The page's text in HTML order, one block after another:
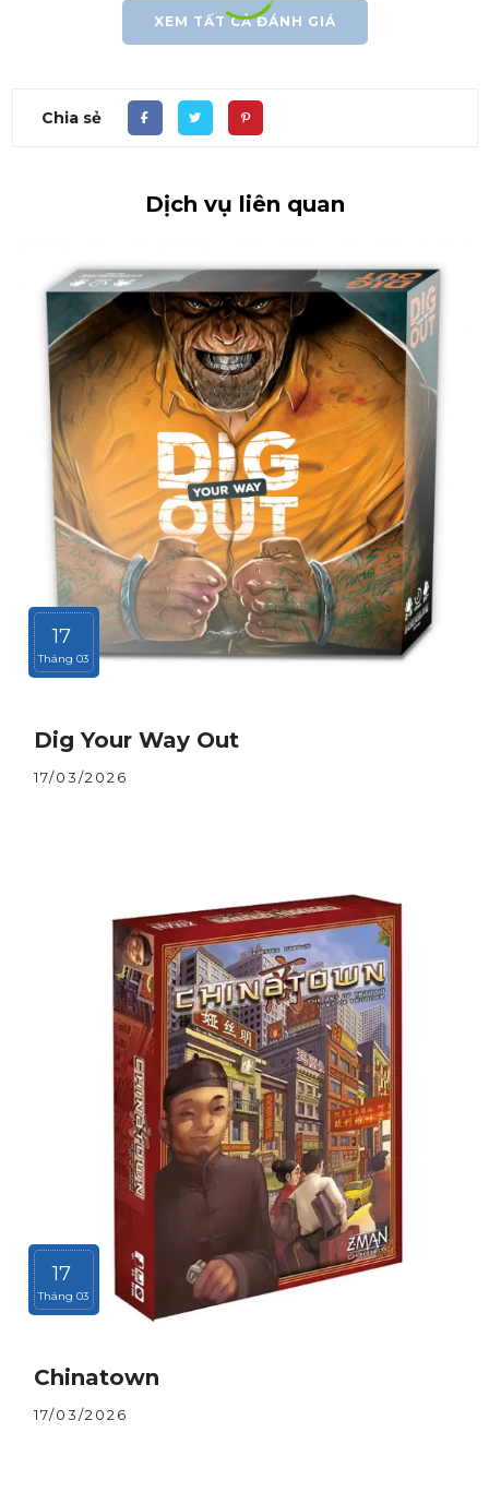
XEM TẤT CẢ ĐÁNH GIÁ
Chia sẻ
Dịch vụ liên quan
17
Tháng 03
Dig Your Way Out
17/03/2026
17
Tháng 03
Chinatown
17/03/2026